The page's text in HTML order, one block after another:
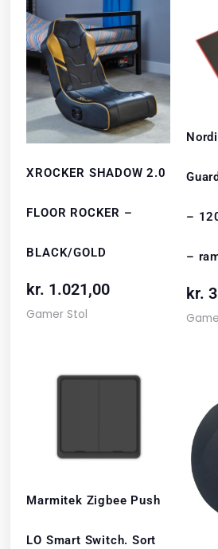
XROCKER SHADOW 2.0
FLOOR ROCKER –
BLACK/GOLD
kr. 1.021,00
Gamer Stol
–
–
kr.
Marmitek Zigbee Push
LO Smart Switch. Sort